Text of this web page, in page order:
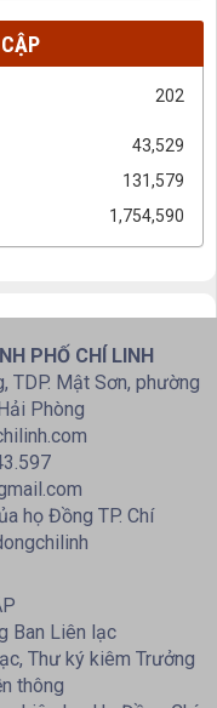
202
43,529
131,579
1,754,590
PHỐ CHÍ LINH
TDP. Mật Sơn, phường
Phòng
họ Đồng TP. Chí
Ban Liên lạc
Thư ký kiêm Trưởng
thông